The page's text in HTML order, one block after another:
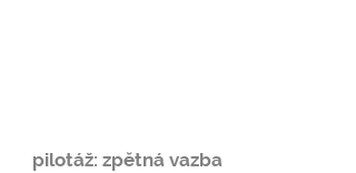
pilotáž: zpětná vazba